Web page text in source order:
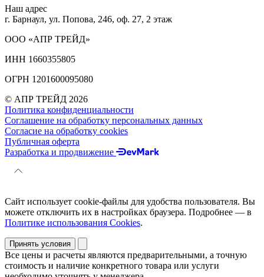
Наш адрес
г. Барнаул, ул. Попова, 246, оф. 27, 2 этаж
ООО «АПР ТРЕЙД»
ИНН 1660355805
ОГРН 1201600095080
© АПР ТРЕЙД 2026
Политика конфиденциальности
Соглашение на обработку персональных данных
Согласие на обработку cookies
Публичная оферта
Разработка и продвижение
Сайт использует cookie-файлы для удобства пользователя. Вы
можете отключить их в настройках браузера. Подробнее — в
Политике использования Cookies.
Принять условия
Все цены и расчеты являются предварительными, а точную
стоимость и наличие конкретного товара или услуги